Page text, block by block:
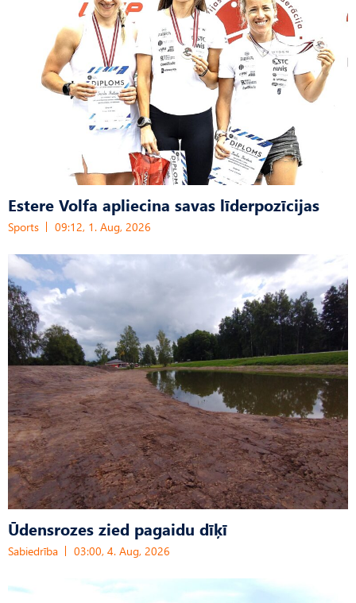
Estere Volfa apliecina savas līderpozīcijas
Sports 09:12, 1. Aug, 2026
Ūdensrozes zied pagaidu dīķī
Sabiedrība 03:00, 4. Aug, 2026